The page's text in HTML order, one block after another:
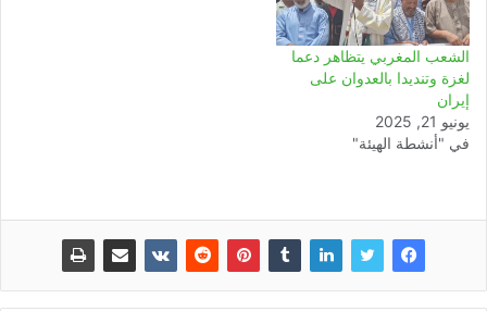
الشعب المغربي يتظاهر دعما
لغزة وتنديدا بالعدوان على
إيران
يونيو 21, 2025
في "أنشطة الهيئة"